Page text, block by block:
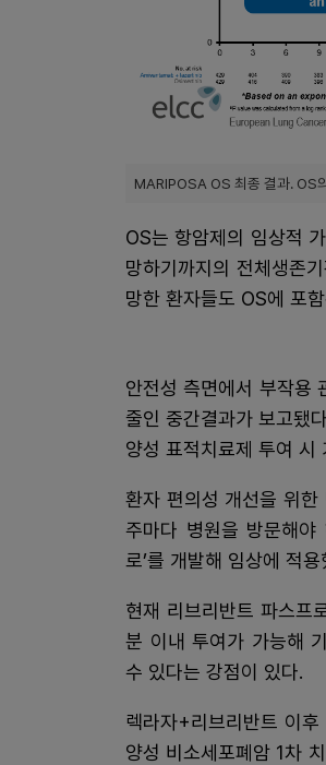
MARIPOSA OS 최종 결과. OS
OS는 항암제의 임상적
망하기까지의 전체생존
망한 환자들도 OS에 포
안전성 측면에서 부작용
줄인 중간결과가 보고됐
양성 표적치료제 투여 시
환자 편의성 개선을 위
주마다 병원을 방문해
로’를 개발해 임상에 적
현재 리브리반트 파스프
분 이내 투여가 가능해
수 있다는 강점이 있다.
렉라자+리브리반트 이
양성 비소세포폐암 1차